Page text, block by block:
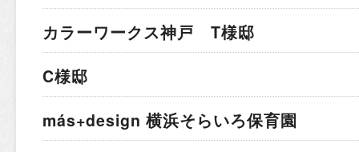
カラーワークス神戸 T様邸
C様邸
más+design 横浜そらいろ保育園